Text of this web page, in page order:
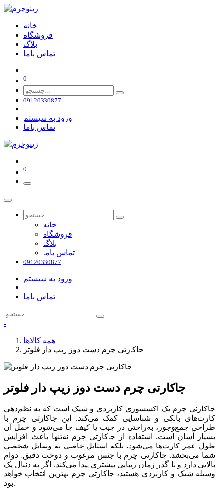
خانه
فروشگاه
بلاگ
تماس باما
0
09120330877
ورود به سیستم
تماس باما
0
خانه
فروشگاه
بلاگ
تماس باما
09120330877
ورود به سیستم
تماس باما
-
همه کالاها
جاکارتی چرم دست دوز زیپ دار فلوتر
جاکارتی چرم دست دوز زیپ دار فلوتر
جاکارتی چرم یک اکسسوری کاربردی و شیک است که به نظم‌دهی
کارت‌های بانکی و شناسایی کمک می‌کند. این جاکارتی چرم با
طراحی جمع‌وجور، به‌راحتی در جیب یا کیف جا می‌شود و حمل آن
بسیار آسان است. استفاده از جاکارتی چرم نه‌تنها باعث افزایش
طول عمر کارت‌ها می‌شود، بلکه استایل خاصی به وسایل شخصی
شما می‌بخشد. جاکارتی چرم با جنس مرغوب و دوخت دقیق، دوام
بالایی دارد و با گذر زمان زیبایی بیشتری پیدا می‌کند. اگر به دنبال یک
وسیله شیک و کاربردی هستید، جاکارتی چرم بهترین انتخاب خواهد
بود.